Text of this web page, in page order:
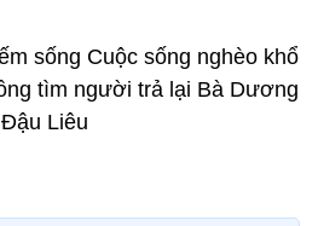
sống Cuộc sống nghèo khổ
tìm người trả lại Bà Dương
Liêu